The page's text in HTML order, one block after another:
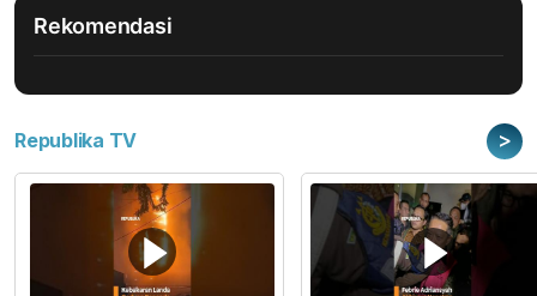
Rekomendasi
Republika TV >